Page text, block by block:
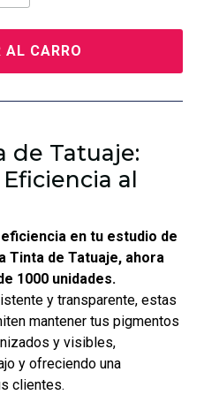
AL CARRO
de Tatuaje:
al
en tu estudio de
Tinta de Tatuaje, ahora
1000 unidades.
y transparente, estas
mantener tus pigmentos
y visibles,
y ofreciendo una
clientes.